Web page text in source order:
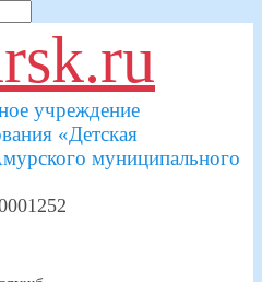
учреждение
«Детская
муниципального